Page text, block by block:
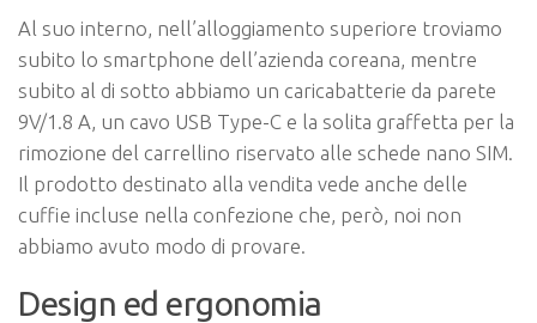
Al suo interno, nell’alloggiamento superiore troviamo
subito lo smartphone dell’azienda coreana, mentre
subito al di sotto abbiamo un caricabatterie da parete
9V/1.8 A, un cavo USB Type-C e la solita graffetta per la
rimozione del carrellino riservato alle schede nano SIM.
Il prodotto destinato alla vendita vede anche delle
cuffie incluse nella confezione che, però, noi non
abbiamo avuto modo di provare.
Design ed ergonomia